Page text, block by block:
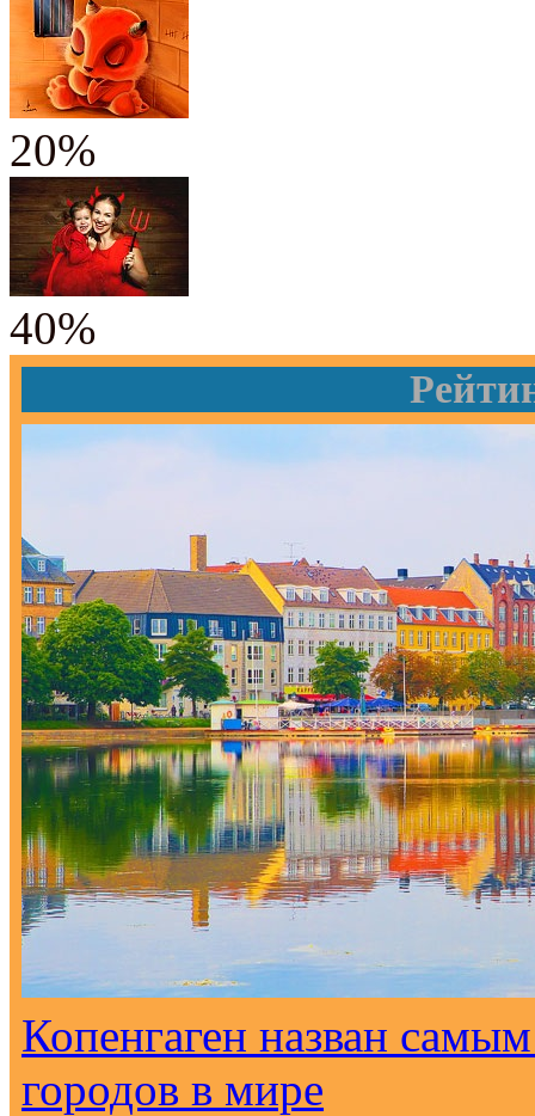
20%
40%
Копенгаген назван
городов в мире